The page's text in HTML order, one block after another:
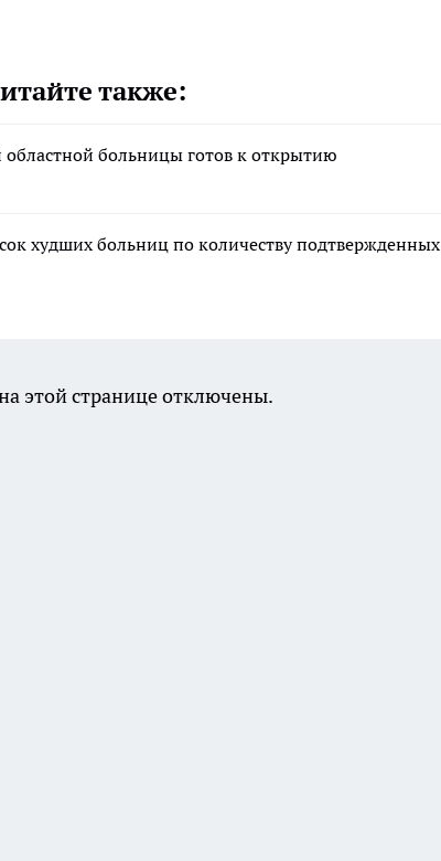
также:
больницы готов к открытию
худших больниц по количеству подтвержденных
этой странице отключены.